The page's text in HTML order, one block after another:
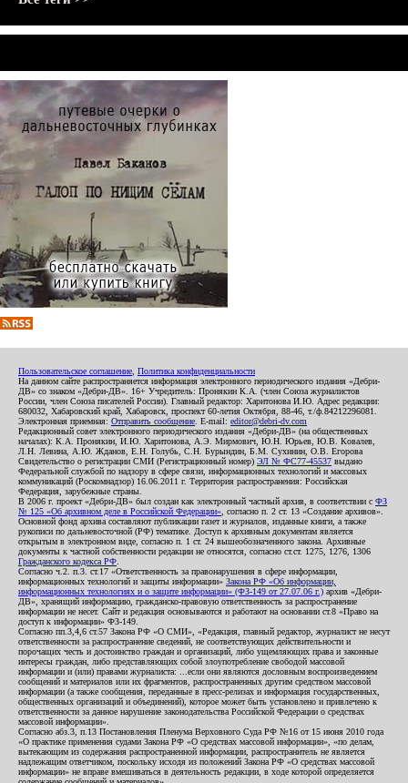
Пользовательское соглашение Политика конфиденциальности
На данном сайте распространяется информация электронного периодического издания «Дебри-
ДВ» со знаком «Дебри-ДВ». 16+ Учредитель: Пронякин К.А. (член Союза журналистов
России, член Союза писателей России). Главный редактор: Харитонова И.Ю. Адрес редакции:
680032, Хабаровский край, Хабаровск, проспект 60-летия Октября, 88-46, т./ф.84212296081.
Электронная приемная: Отправить сообщение . E-mail: editor@debri-dv.com
Редакционный совет электронного периодического издания «Дебри-ДВ» (на общественных
началах): К.А. Пронякин, И.Ю. Харитонова, А.Э. Мирмович, Ю.Н. Юрьев, Ю.В. Ковалев,
Л.Н. Левина, А.Ю. Жданов, Е.Н. Голубь, С.Н. Бурындин, Б.М. Сухинин, О.В. Егорова
Свидетельство о регистрации СМИ (Регистрационный номер) ЭЛ № ФС77-45537 выдано
Федеральной службой по надзору в сфере связи, информационных технологий и массовых
коммуникаций (Роскомнадзор) 16.06.2011 г. Территория распространения: Российская
Федерация, зарубежные страны.
В 2006 г. проект «Дебри-ДВ» был создан как электронный частный архив, в соответствии с ФЗ
№ 125 «Об архивном деле в Российской Федерации» , согласно п. 2 ст. 13 «Создание архивов».
Основной фонд архива составляют публикации газет и журналов, изданные книги, а также
рукописи по дальневосточной (РФ) тематике. Доступ к архивным документам является
открытым в электронном виде, согласно п. 1 ст. 24 вышеобозначенного закона. Архивные
документы к частной собственности редакции не относятся, согласно ст.ст. 1275, 1276, 1306
Гражданского кодекса РФ
Согласно ч.2. п.3. ст.17 «Ответственность за правонарушения в сфере информации,
информационных технологий и защиты информации» Закона РФ «Об информации,
информационных технологиях и о защите информации» (ФЗ-149 от 27.07.06 г.) архив «Дебри-
ДВ», хранящий информацию, гражданско-правовую ответственность за распространение
информации не несет. Сайт и редакция основываются и работают на основании ст.8 «Право на
доступ к информации» ФЗ-149.
Согласно пп.3,4,6 ст.57 Закона РФ «О СМИ», «Редакция, главный редактор, журналист не несут
ответственности за распространение сведений, не соответствующих действительности и
порочащих честь и достоинство граждан и организаций, либо ущемляющих права и законные
интересы граждан, либо представляющих собой злоупотребление свободой массовой
информации и (или) правами журналиста: ...если они являются дословным воспроизведением
сообщений и материалов или их фрагментов, распространенных другим средством массовой
информации (а также сообщения, переданные в пресс-релизах и информация государственных,
общественных организаций и объединений), которое может быть установлено и привлечено к
ответственности за данное нарушение законодательства Российской Федерации о средствах
массовой информации».
Согласно абз.3, п.13 Постановления Пленума Верховного Суда РФ №16 от 15 июня 2010 года
«О практике применения судами Закона РФ «О средствах массовой информации», «по делам,
вытекающим из содержания распространенной информации, распространитель не является
надлежащим ответчиком, поскольку исходя из положений Закона РФ «О средствах массовой
информации» не вправе вмешиваться в деятельность редакции, в ходе которой определяется